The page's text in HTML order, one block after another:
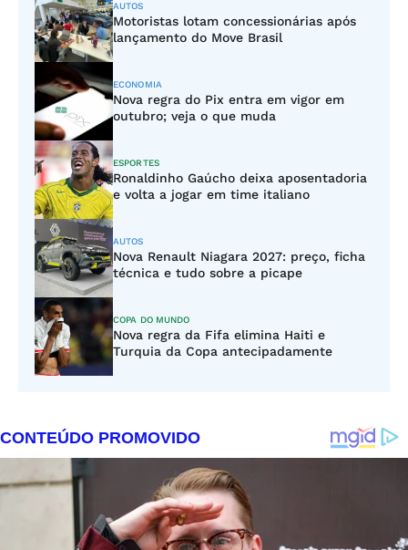
AUTOS
Motoristas lotam concessionárias após
lançamento do Move Brasil
ECONOMIA
Nova regra do Pix entra em vigor em
outubro; veja o que muda
ESPORTES
Ronaldinho Gaúcho deixa aposentadoria
e volta a jogar em time italiano
AUTOS
Nova Renault Niagara 2027: preço, ficha
técnica e tudo sobre a picape
COPA DO MUNDO
Nova regra da Fifa elimina Haiti e
Turquia da Copa antecipadamente